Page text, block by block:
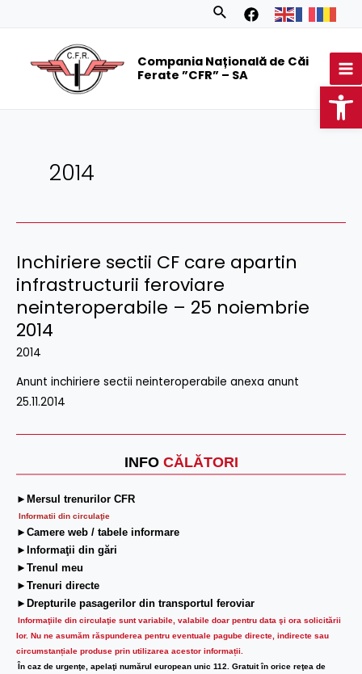
Search
Compania Națională de Căi
Ferate ”CFR” – SA
INFO CĂLĂTORI
►Mersul trenurilor CFR
Informatii din circulaţie
►Camere web / tabele informare
►Informaţii din gări
►Trenul meu
►Trenuri directe
►Drepturile pasagerilor din transportul feroviar
Informaţiile din circulaţie sunt variabile, valabile doar pentru data şi ora solicitării
lor. Nu ne asumăm răspunderea pentru eventuale pagube directe, indirecte sau
circumstanțiale produse prin utilizarea acestor informații.
În caz de urgenţe, apelaţi numărul european unic 112. Gratuit în orice reţea de
2014
Inchiriere sectii CF care apartin
infrastructurii feroviare
neinteroperabile – 25 noiembrie
2014
2014
Anunt inchiriere sectii neinteroperabile anexa anunt
25.11.2014